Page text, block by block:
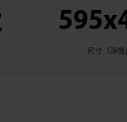
尺寸（淨機